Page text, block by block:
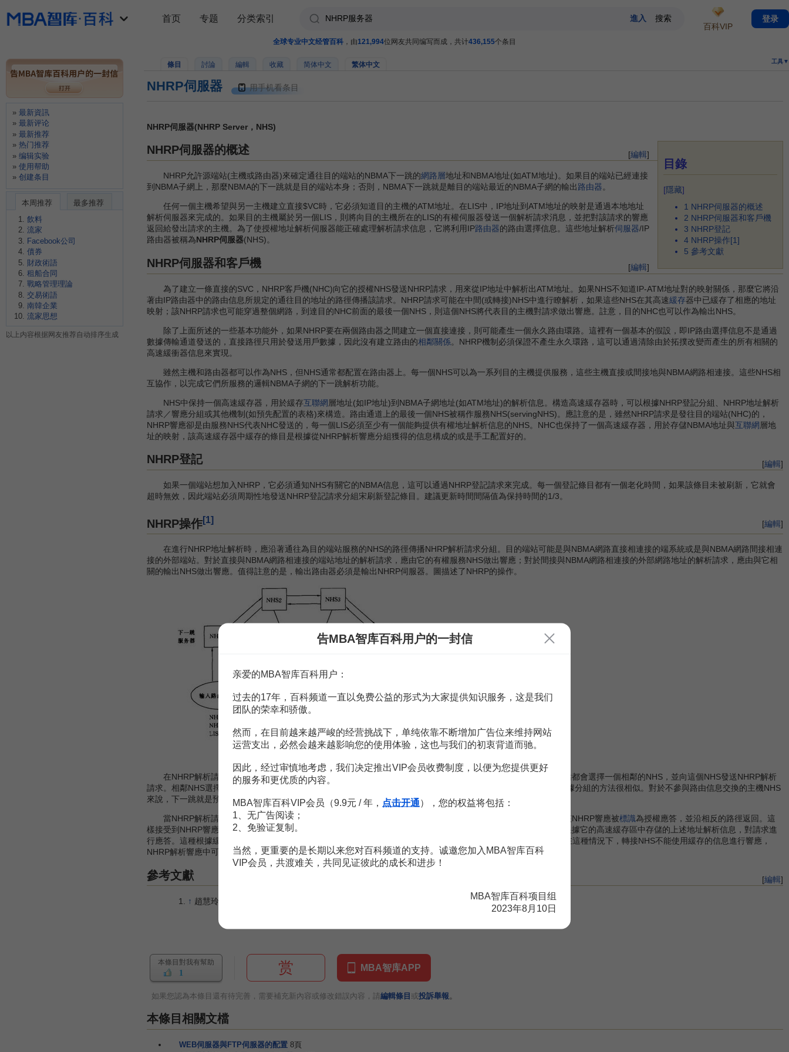
全球专业中文经管百科 ，由121,994位网友共同编写而成，共计436,155个条目
條目 討論 編輯 收藏 简体中文 繁体中文 工具▼
NHRP伺服器 用手机看条目
NHRP伺服器(NHRP Server，NHS)
目錄
[隱藏]
1 NHRP伺服器的概述
2 NHRP伺服器和客戶機
3 NHRP登記
4 NHRP操作[1]
5 參考文獻
[編輯]
NHRP伺服器的概述
NHRP允許源端站(主機或路由器)來確定通往目的端站的NBMA下一跳的網路層地址和NBMA地址(如ATM地址)。如果目的端站已經連接
到NBMA子網上，那麼NBMA的下一跳就是目的端站本身；否則，NBMA下一跳就是離目的端站最近的NBMA子網的輸出路由器。
任何一個主機希望與另一主機建立直接$VC時，它必須知道目的主機的ATM地址。在LIS中，IP地址到ATM地址的映射是通過本地地址
解析伺服器來完成的。如果目的主機屬於另一個LIS，則將向目的主機所在的LIS的有權伺服器發送一個解析請求消息，並把對該請求的響應
返回給發出請求的主機。為了使授權地址解析伺服器能正確處理解析請求信息，它將利用IP路由器的路由選擇信息。這些地址解析伺服器/IP
路由器被稱為NHRP伺服器(NHS)。
[編輯]
NHRP伺服器和客戶機
為了建立一條直接的SVC，NHRP客戶機(NHC)向它的授權NHS發送NHRP請求，用來從IP地址中解析出ATM地址。如果NHS不知道IP-ATM地址對的映射關係，那麼它將沿
著由IP路由器中的路由信息所規定的通往目的地址的路徑傳播該請求。NHRP請求可能在中間(或轉接)NHS中進行瞭解析，如果這些NHS在其高速緩存器中已緩存了相應的地址
映射；該NHRP請求也可能穿過整個網路，到達目的NHC前面的最後一個NHS，則這個NHS將代表目的主機對請求做出響應。註意，目的NHC也可以作為輸出NHS。
除了上面所述的一些基本功能外，如果NHRP要在兩個路由器之間建立一個直接連接，則可能產生一個永久路由環路。這裡有一個基本的假設，即IP路由選擇信息不是通過
數據傳輸通道發送的，直接路徑只用於發送用戶數據，因此沒有建立路由的相鄰關係。NHRP機制必須保證不產生永久環路，這可以通過清除由於拓撲改變而產生的所有相關的
高速緩衝器信息來實現。
雖然主機和路由器都可以作為NHS，但NHS通常都配置在路由器上。每一個NHS可以為一系列目的主機提供服務，這些主機直接或間接地與NBMA網路相連接。這些NHS相
互協作，以完成它們所服務的邏輯NBMA子網的下一跳解析功能。
NHS中保持一個高速緩存器，用於緩存互聯網 層地址(如IP地址)到NBMA子網地址(如ATM地址)的解析信息。構造高速緩存器時，可以根據NHRP登記分組、NHRP地址解析
請求／響應分組或其他機制(如預先配置的表格)來構造。路由通道上的最後一個NHS被稱作服務NHS(servingNHS)。應註意的是，雖然NHRP請求是發往目的端站(NHC)的，
NHRP響應卻是由服務NHS代表NHC發送的，每一個LIS必須至少有一個能夠提供有權地址解析信息的NHS。NHC也保持了一個高速緩存器，用於存儲NBMA地址與互聯網 層地
址的映射，該高速緩存器中緩存的條目是根據從NHRP解析響應分組獲得的信息構成的或是手工配置好的。
[編輯]
NHRP登記
如果一個端站想加入NHRP，它必須通知NHS有關它的NBMA信息，這可以通過NHRP登記請求來完成。每一個登記條目都有一個老化時間，如果該條目未被刷新，它就會
超時無效，因此端站必須周期性地發送NHRP登記請求分組宋刷新登記條目。建議更新時間間隔值為保持時間的1/3。
[編輯]
NHRP操作[1]
在進行NHRP地址解析時，應沿著通往為目的端站服務的NHS的路徑傳播NHRP解析請求分組。目的端站可能是與NBMA網路直接相連接的端系統或是與NBMA網路間接相連
接的外部端站。對於直接與NBMA網路相連接的端站地址的解析請求，應由它的有權服務NHS做出響應；對於間接與NBMA網路相連接的外部網路地址的解析請求，應由與它相
關的輸出NHS做出響應。值得註意的是，輸出路由器必須是輸出NHRP伺服器。圖描述了NHRP的操作。
在NHRP解析請求到達可能響應的端站之前，它可能會在NBMA網路內跳過一跳或多跳，每一個中間NHS和源端站都會選擇一個相鄰的NHS，並向這個NHS發送NHRP解析
請求。相鄰NHS選擇規程並根據目的互聯網地址去查詢路由表，以確定下一跳NHS，這種方法與傳統IP路由器發送數據分組的方法很相似。對於不參與路由信息交換的主機NHS
來說，下一跳就是預設的路由器。
當NHRP解析請求到達服務NHS之後，服務NHS將代表目的節點應答一個NHRP解析響應消息。在這種情況下，該NHRP響應被標識為授權應答，並沿相反的路徑返回。這
樣接受到NHRP響應的轉接NHS就可以在其高速緩存區中存儲這些信息。對於後來的NHRP解析請求，轉接NHS就可根據它的高速緩存區中存儲的上述地址解析信息，對請求進
行應答。這種根據緩存的地址解析信息進行的應答稱為非授權響應。源端站可以選擇發送一個授權NHRP解析請求，在這種情況下，轉接NHS不能使用緩存的信息進行響應，
NHRP解析響應中可以明確地指出不經過發送NHRP請求的轉接NHS而直接返回。
[編輯]
參考文獻
↑ 趙慧玲 胡琳 張國巨集 梁勇.寬頻Internet網路技術.電子工業出版社,1999年09月第1版.
本條目對我有幫助
1 赏 MBA智库APP
如果您認為本條目還有待完善，需要補充新內容或修改錯誤內容，請編輯條目 或投訴舉報 。
本條目相關文檔
WEB伺服器與FTP伺服器的配置 8頁
首页 专题 分类索引
百科VIP
登录
最新資訊
最新评论
最新推荐
热门推荐
编辑实验
使用帮助
创建条目
本周推荐
最多推荐
飲料
流家
Facebook公司
債券
財政術語
租船合同
戰略管理理論
交易術語
南韓企業
流家思想
以上内容根据网友推荐自动排序生成
告MBA智库百科用户的一封信
亲爱的MBA智库百科用户：
过去的17年，百科频道一直以免费公益的形式为大家提供知识服务，这是我们
团队的荣幸和骄傲。
然而，在目前越来越严峻的经营挑战下，单纯依靠不断增加广告位来维持网站
运营支出，必然会越来越影响您的使用体验，这也与我们的初衷背道而驰。
因此，经过审慎地考虑，我们决定推出VIP会员收费制度，以便为您提供更好
的服务和更优质的内容。
MBA智库百科VIP会员（9.9元 / 年， 点击开通），您的权益将包括：
1、无广告阅读；
2、免验证复制。
当然，更重要的是长期以来您对百科频道的支持。诚邀您加入MBA智库百科
VIP会员，共渡难关，共同见证彼此的成长和进步！
MBA智库百科项目组
2023年8月10日